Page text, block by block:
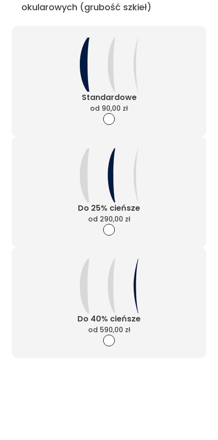
okularowych (grubość szkieł)
Standardowe
od 90,00 zł
Do 25% cieńsze
od 290,00 zł
Do 40% cieńsze
od 590,00 zł